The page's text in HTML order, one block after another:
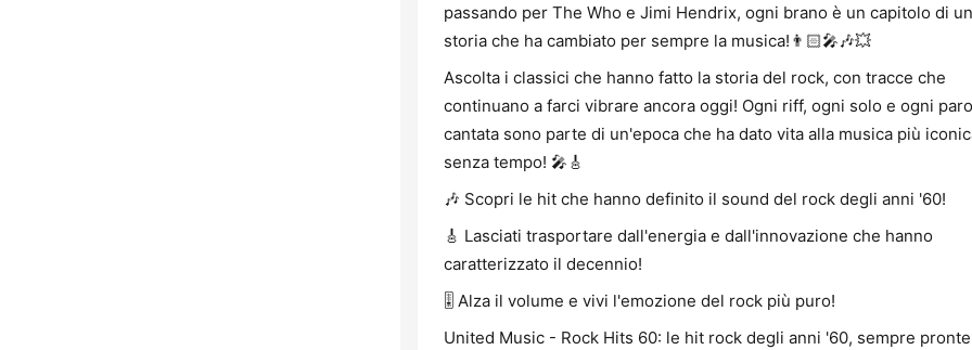
passando per The Who e Jimi Hendrix, ogni brano è un capitolo di
storia che ha cambiato per sempre la musica!👨🏻‍🎤🎶💥
Ascolta i classici che hanno fatto la storia del rock, con tracce che
continuano a farci vibrare ancora oggi! Ogni riff, ogni solo e ogni
cantata sono parte di un'epoca che ha dato vita alla musica più
senza tempo! 🎤🎸
🎶 Scopri le hit che hanno definito il sound del rock degli anni '60!
🎸 Lasciati trasportare dall'energia e dall'innovazione che hanno
caratterizzato il decennio!
🎚️ Alza il volume e vivi l'emozione del rock più puro!
United Music - Rock Hits 60: le hit rock degli anni '60, sempre